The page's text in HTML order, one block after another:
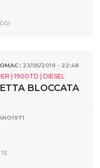
OMAC | 23/05/2019 - 22:48
| 1900TD | DIESEL
BLOCCATA